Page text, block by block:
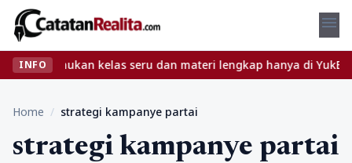
menu
INFO
Temukan kelas seru dan materi lengkap hanya di
Home / strategi kampanye partai
strategi kampanye partai